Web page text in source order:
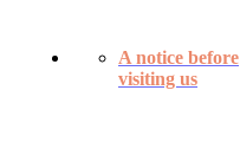
A notice before
visiting us